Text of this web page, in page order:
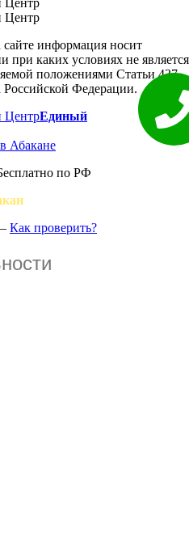
сайте информация носит
каких условиях не является
положениями Статьи 437
Российской Федерации.
Единый
Абакане
по РФ
Как проверить?